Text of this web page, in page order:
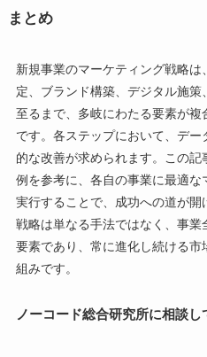
まとめ
新規事業のマーケティング戦略
定、ブランド構築、デジタル施
至るまで、多岐にわたる要素が
です。各ステップにおいて、デ
的な改善が求められます。この
例を参考に、各自の事業に最適な
実行することで、成功への道が
戦略は単なる手法ではなく、事
要素であり、常に進化し続ける市
組みです。
ノーコード総合研究所に相談し